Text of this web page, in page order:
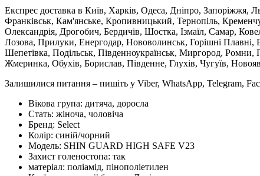
Експрес доставка в Київ, Харків, Одеса, Дніпро, Запоріжжя,
Франківськ, Кам'янське, Кропивницький, Тернопіль,
Олександрія, Дрогобич, Бердичів, Шостка, Ізмаїл, Самар,
Лозова, Прилуки, Енергодар, Нововолинськ, Горішні
Шепетівка, Подільськ, Південноукраїнськ, Миргород,
Жмеринка, Обухів, Борислав, Південне, Глухів, Чугуїв,
Залишилися питання – пишіть у Viber, WhatsApp, Telegram,
Вікова група: дитяча, доросла
Стать: жіноча, чоловіча
Бренд: Select
Колір: синій/чорний
Модель: SHIN GUARD HIGH SAFE V23
Захист голеностопа: так
матеріал: поліамід, пінополіетилен